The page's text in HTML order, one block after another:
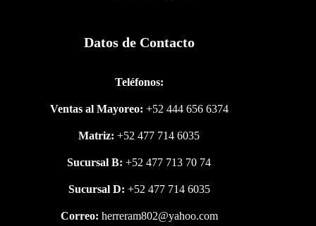
Datos de Contacto
Teléfonos:
Ventas al Mayoreo: +52 444 656 6374
Matriz: +52 477 714 6035
Sucursal B:+52 477 713 70 74
Sucursal D: +52 477 714 6035
Correo: herreram802@yahoo.com